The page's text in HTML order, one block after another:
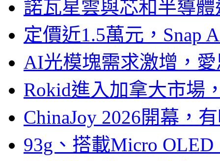
諾瓦星雲與芯和半導
定價近1.5萬元，Snap
AI光模塊需求激增，
Rokid進入加拿大市場
ChinaJoy 2026開幕，
93g、搭載Micro